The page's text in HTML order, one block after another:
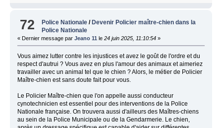
72 Police Nationale / Devenir Policier maître-chien dans la
Police Nationale
« Dernier message par Jeano 11 le24 juin 2025, 11:10:54»
Vous aimez lutter contre les injustices et avez le goût de l'ordre et du
respect d'autrui ? Vous avez en plus l'amour des animaux et aimeriez
travailler avec un animal tel que le chien ? Alors, le métier de Policier
Maître-chien est sans doute fait pour vous.
Le Policier Maître-chien que l'on appelle aussi conducteur
cynotechnicien est essentiel pour des interventions de la Police
Nationale française. On trouvera aussi d'ailleurs des Maîtres-chiens
au sein de la Police Municipale ou de la Gendarmerie. Le chien,